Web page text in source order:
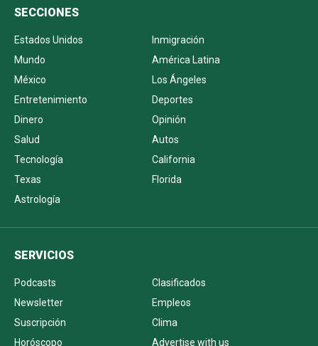
SECCIONES
Estados Unidos
Inmigración
Mundo
América Latina
México
Los Ángeles
Entretenimiento
Deportes
Dinero
Opinión
Salud
Autos
Tecnología
California
Texas
Florida
Astrología
SERVICIOS
Podcasts
Clasificados
Newsletter
Empleos
Suscripción
Clima
Horóscopo
Advertise with us